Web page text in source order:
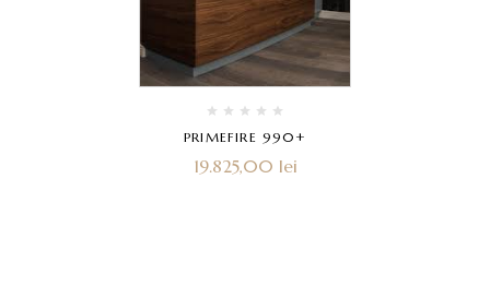
PRIMEFIRE 990+
19.825,00 lei